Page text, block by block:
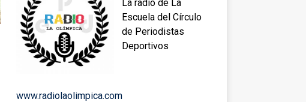
La radio de La
Escuela del Círculo
de Periodistas
Deportivos
www.radiolaolimpica.com